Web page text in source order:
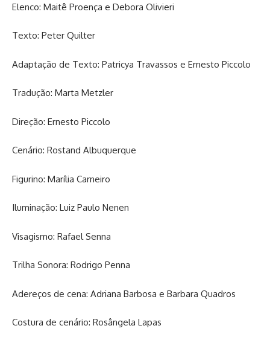
Elenco: Maitê Proença e Debora Olivieri
Texto: Peter Quilter
Adaptação de Texto: Patricya Travassos e Ernesto Piccolo
Tradução: Marta Metzler
Direção: Ernesto Piccolo
Cenário: Rostand Albuquerque
Figurino: Marília Carneiro
Iluminação: Luiz Paulo Nenen
Visagismo: Rafael Senna
Trilha Sonora: Rodrigo Penna
Adereços de cena: Adriana Barbosa e Barbara Quadros
Costura de cenário: Rosângela Lapas